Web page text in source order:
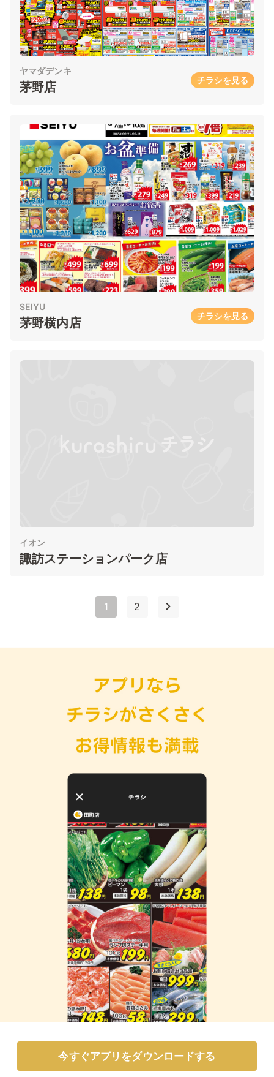
ヤマダデンキ
茅野店 チラシを見る
SEIYU
茅野横内店 チラシを見る
イオン
諏訪ステーションパーク店
1 2
今すぐアプリをダウンロードする